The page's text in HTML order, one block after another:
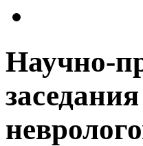
Научно-